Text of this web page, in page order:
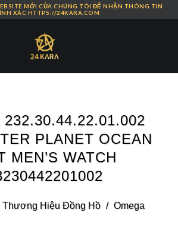
MỚI CỦA CHÚNG TÔI ĐỂ NHẬN THÔNG TIN
XÁC HTTPS://24KARA.COM
232.30.44.22.01.002
PLANET OCEAN
MEN’S WATCH
Thương Hiệu Đồng Hồ / Omega